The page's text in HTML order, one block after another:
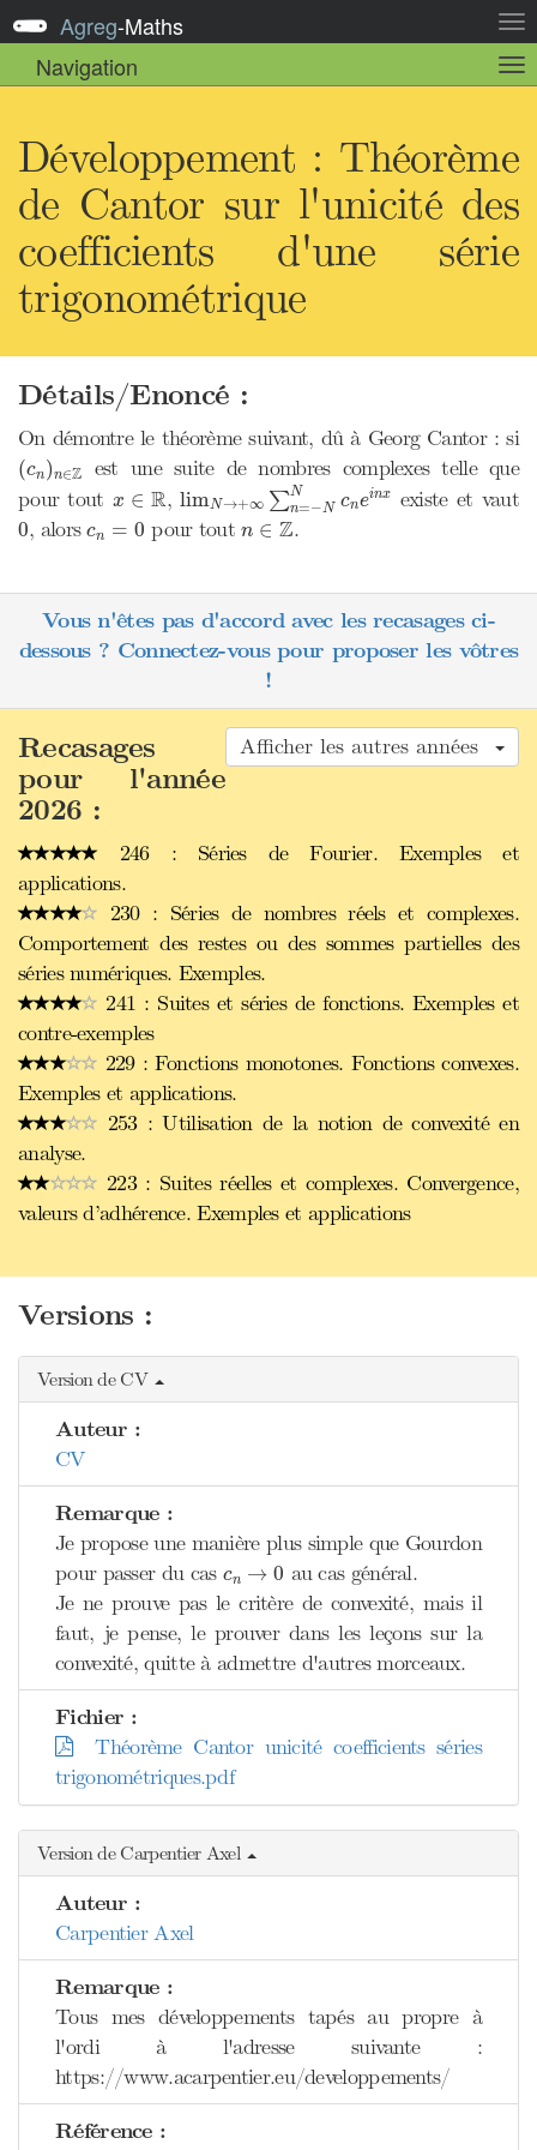
la
Agreg-Maths
Navigation
la
Développement : Théorème
de Cantor sur l'unicité des
coefficients d'une série
trigonométrique
Détails/Enoncé :
On démontre le théorème suivant, dû à Georg Cantor : si
(cn)n∈Z
( n)
est une suite de nombres complexes telle que
pour tout x ∈ R
∈R ,limN→+∞ ∑N
n=−N cneinx
∞∑n cne
existe et vaut
0
0, alorscn = 0
c =0 pour toutn ∈ Z
n ∈ Z .
Vous n'êtes pas d'accord avec les recasages ci-
dessous ? Connectez-vous pour proposer les vôtres
!
Afficher les autres années
Recasages
pour l'année
2026 :
246 : Séries de Fourier. Exemples et
applications.
230 : Séries de nombres réels et complexes.
Comportement des restes ou des sommes partielles des
séries numériques. Exemples.
241 : Suites et séries de fonctions. Exemples et
contre-exemples
229 : Fonctions monotones. Fonctions convexes.
Exemples et applications.
253 : Utilisation de la notion de convexité en
analyse.
223 : Suites réelles et complexes. Convergence,
valeurs d’adhérence. Exemples et applications
Versions :
Version de CV
Auteur :
CV
Remarque :
Je propose une manière plus simple que Gourdon
pour passer du cas cn → 0
cn → 0
au cas général.
Je ne prouve pas le critère de convexité, mais il
faut, je pense, le prouver dans les leçons sur la
convexité, quitte à admettre d'autres morceaux.
Fichier :
Théorème Cantor unicité coefficients séries
trigonométriques.pdf
Version de Carpentier Axel
Auteur :
Carpentier Axel
Remarque :
Tous mes développements tapés au propre à
l'ordi à l'adresse suivante :
https://www.acarpentier.eu/developpements/
Référence :